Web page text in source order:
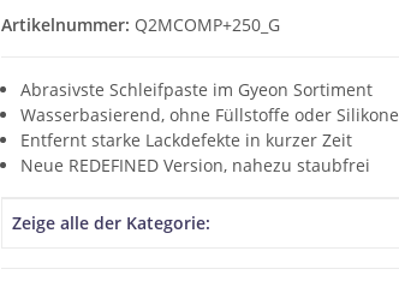
Artikelnummer: Q2MCOMP+250_G
Abrasivste Schleifpaste im Gyeon Sortiment
Wasserbasierend, ohne Füllstoffe oder Silikone
Entfernt starke Lackdefekte in kurzer Zeit
Neue REDEFINED Version, nahezu staubfrei
Produkteigenschaft
Wert
Zeige alle der Kategorie: